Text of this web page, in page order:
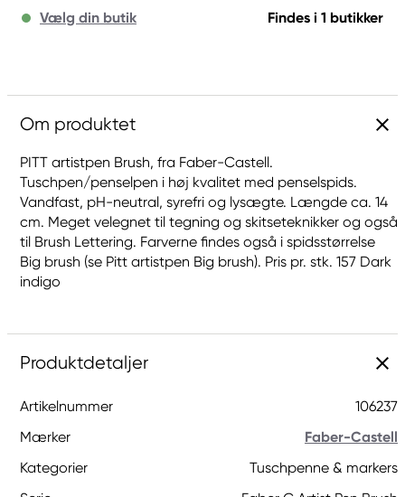
Vælg din butik Findes i 1 butikker
Om produktet
PITT artistpen Brush, fra Faber-Castell.
Tuschpen/penselpen i høj kvalitet med penselspids.
Vandfast, pH-neutral, syrefri og lysægte. Længde ca. 14
cm. Meget velegnet til tegning og skitseteknikker og også
til Brush Lettering. Farverne findes også i spidsstørrelse
Big brush (se Pitt artistpen Big brush). Pris pr. stk. 157 Dark
indigo
Produktdetaljer
Artikelnummer
106237
Mærker
Faber-Castell
Kategorier
Tuschpenne & markers